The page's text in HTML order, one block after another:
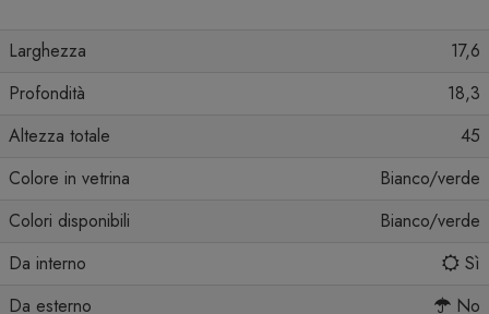
Larghezza
17,6
Profondità
18,3
Altezza totale
45
Colore in vetrina
Bianco/verde
Colori disponibili
Bianco/verde
Da interno
Sì
Da esterno
No